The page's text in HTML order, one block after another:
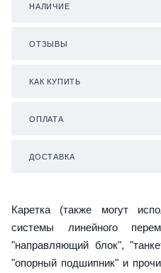
НАЛИЧИЕ
ОТЗЫВЫ
КАК КУПИТЬ
ОПЛАТА
ДОСТАВКА
Каретка (также могут
системы линейного
"направляющий блок",
"опорный подшипник" и